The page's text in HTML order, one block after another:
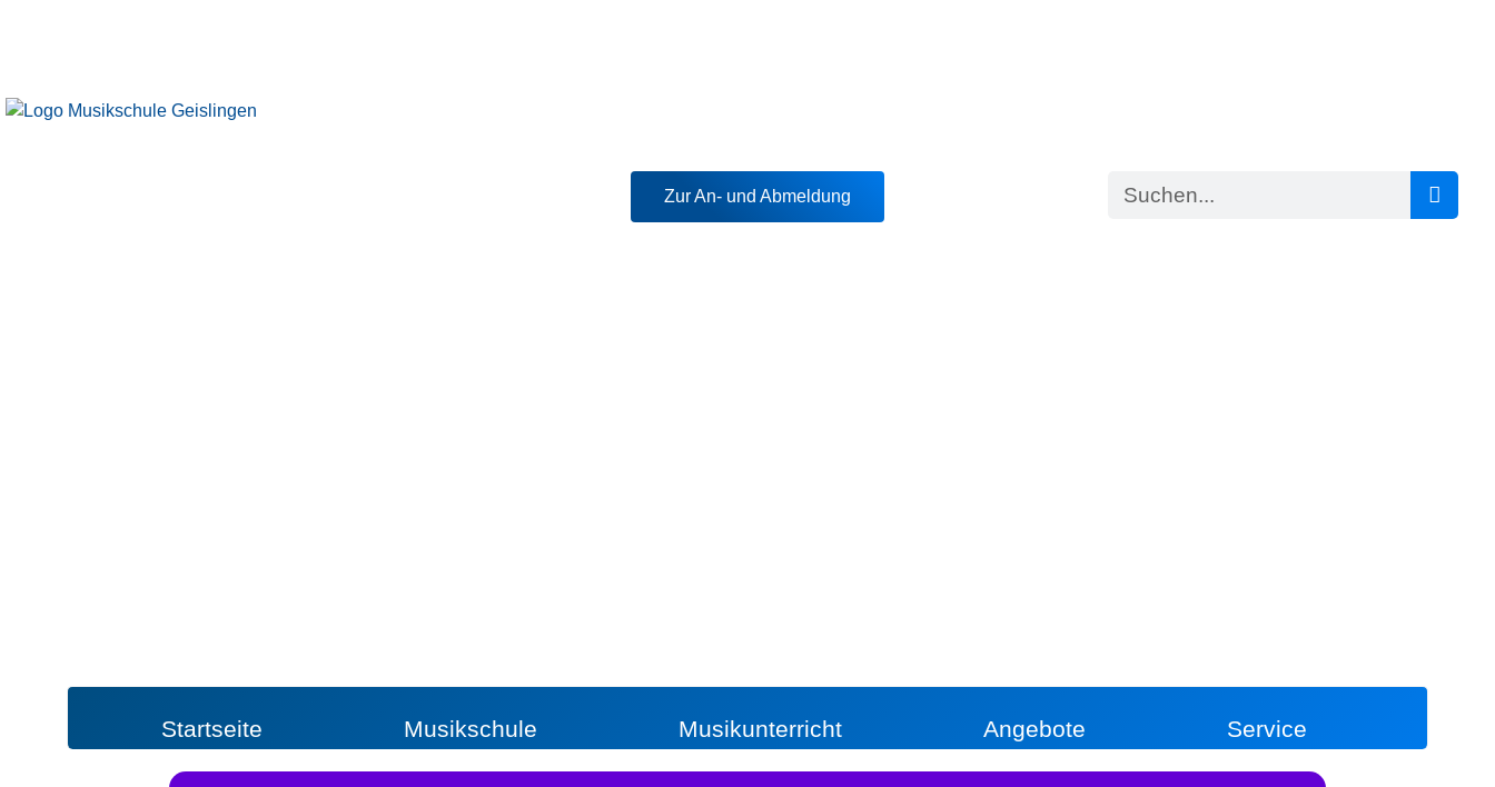
Zur An- und Abmeldung
Startseite Musikschule Musikunterricht Angebote Service